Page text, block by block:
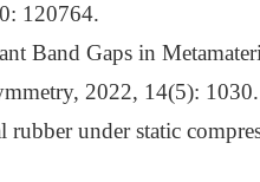
120764.
Band Gaps in
2022, 14(5): 1030.
under static